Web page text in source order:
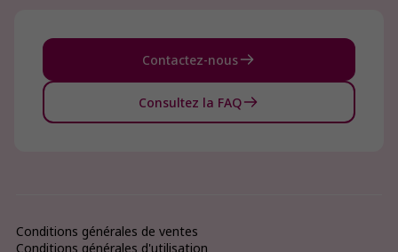
Contactez-nous
Consultez la FAQ
Conditions générales de ventes
Conditions générales d'utilisation